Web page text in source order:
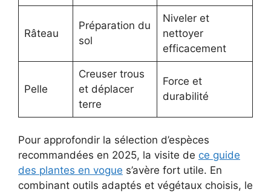
Râteau
Préparation du
sol
Niveler et
nettoyer
efficacement
Pelle
Creuser trous
et déplacer
terre
Force et
durabilité
Pour approfondir la sélection d’espèces
recommandées en 2025, la visite de ce guide
des plantes en vogue s’avère fort utile. En
combinant outils adaptés et végétaux choisis, le